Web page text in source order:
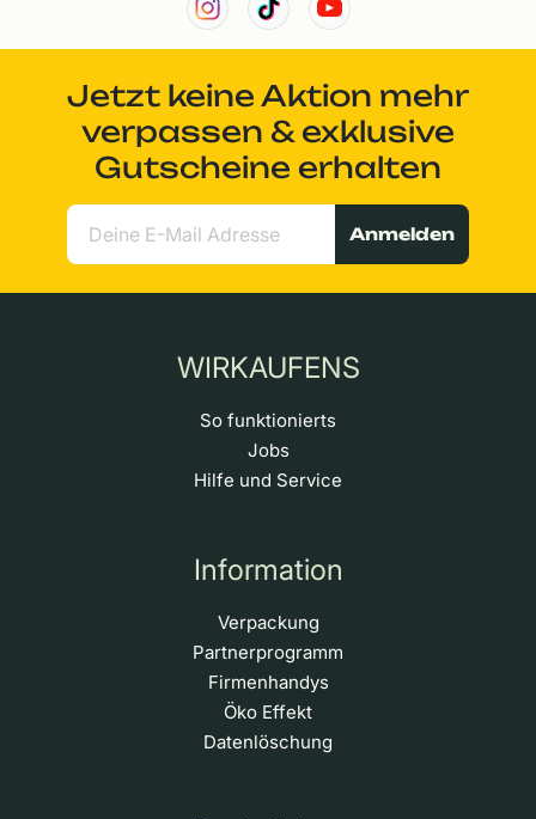
Jetzt keine Aktion mehr
verpassen & exklusive
Gutscheine erhalten
Anmelden
WIRKAUFENS
So funktionierts
Jobs
Hilfe und Service
Information
Verpackung
Partnerprogramm
Firmenhandys
Öko Effekt
Datenlöschung